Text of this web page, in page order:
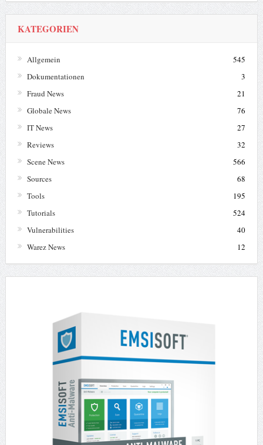
KATEGORIEN
Allgemein
545
Dokumentationen
3
Fraud News
21
Globale News
76
IT News
27
Reviews
32
Scene News
566
Sources
68
Tools
195
Tutorials
524
Vulnerabilities
40
Warez News
12